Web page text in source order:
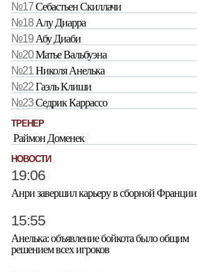
№17Себастьен Скиллачи
№18 Алу Диарра
№19 Абу Диаби
№20Матье Вальбуэна
№21Николя Анелька
№22Гаэль Клиши
№23Седрик Каррассо
ТРЕНЕР
Раймон Доменек
НОВОСТИ
19:06
Анри завершил карьеру в сборной Франции
15:55
Анелька: объявление бойкота было общим
решением всех игроков